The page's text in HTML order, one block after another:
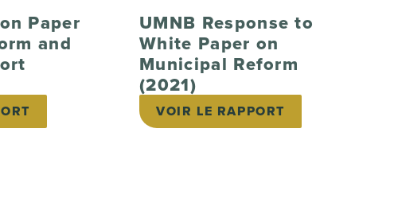
Paper
and
UMNB Response to
White Paper on
Municipal Reform
(2021)
VOIR LE RAPPORT